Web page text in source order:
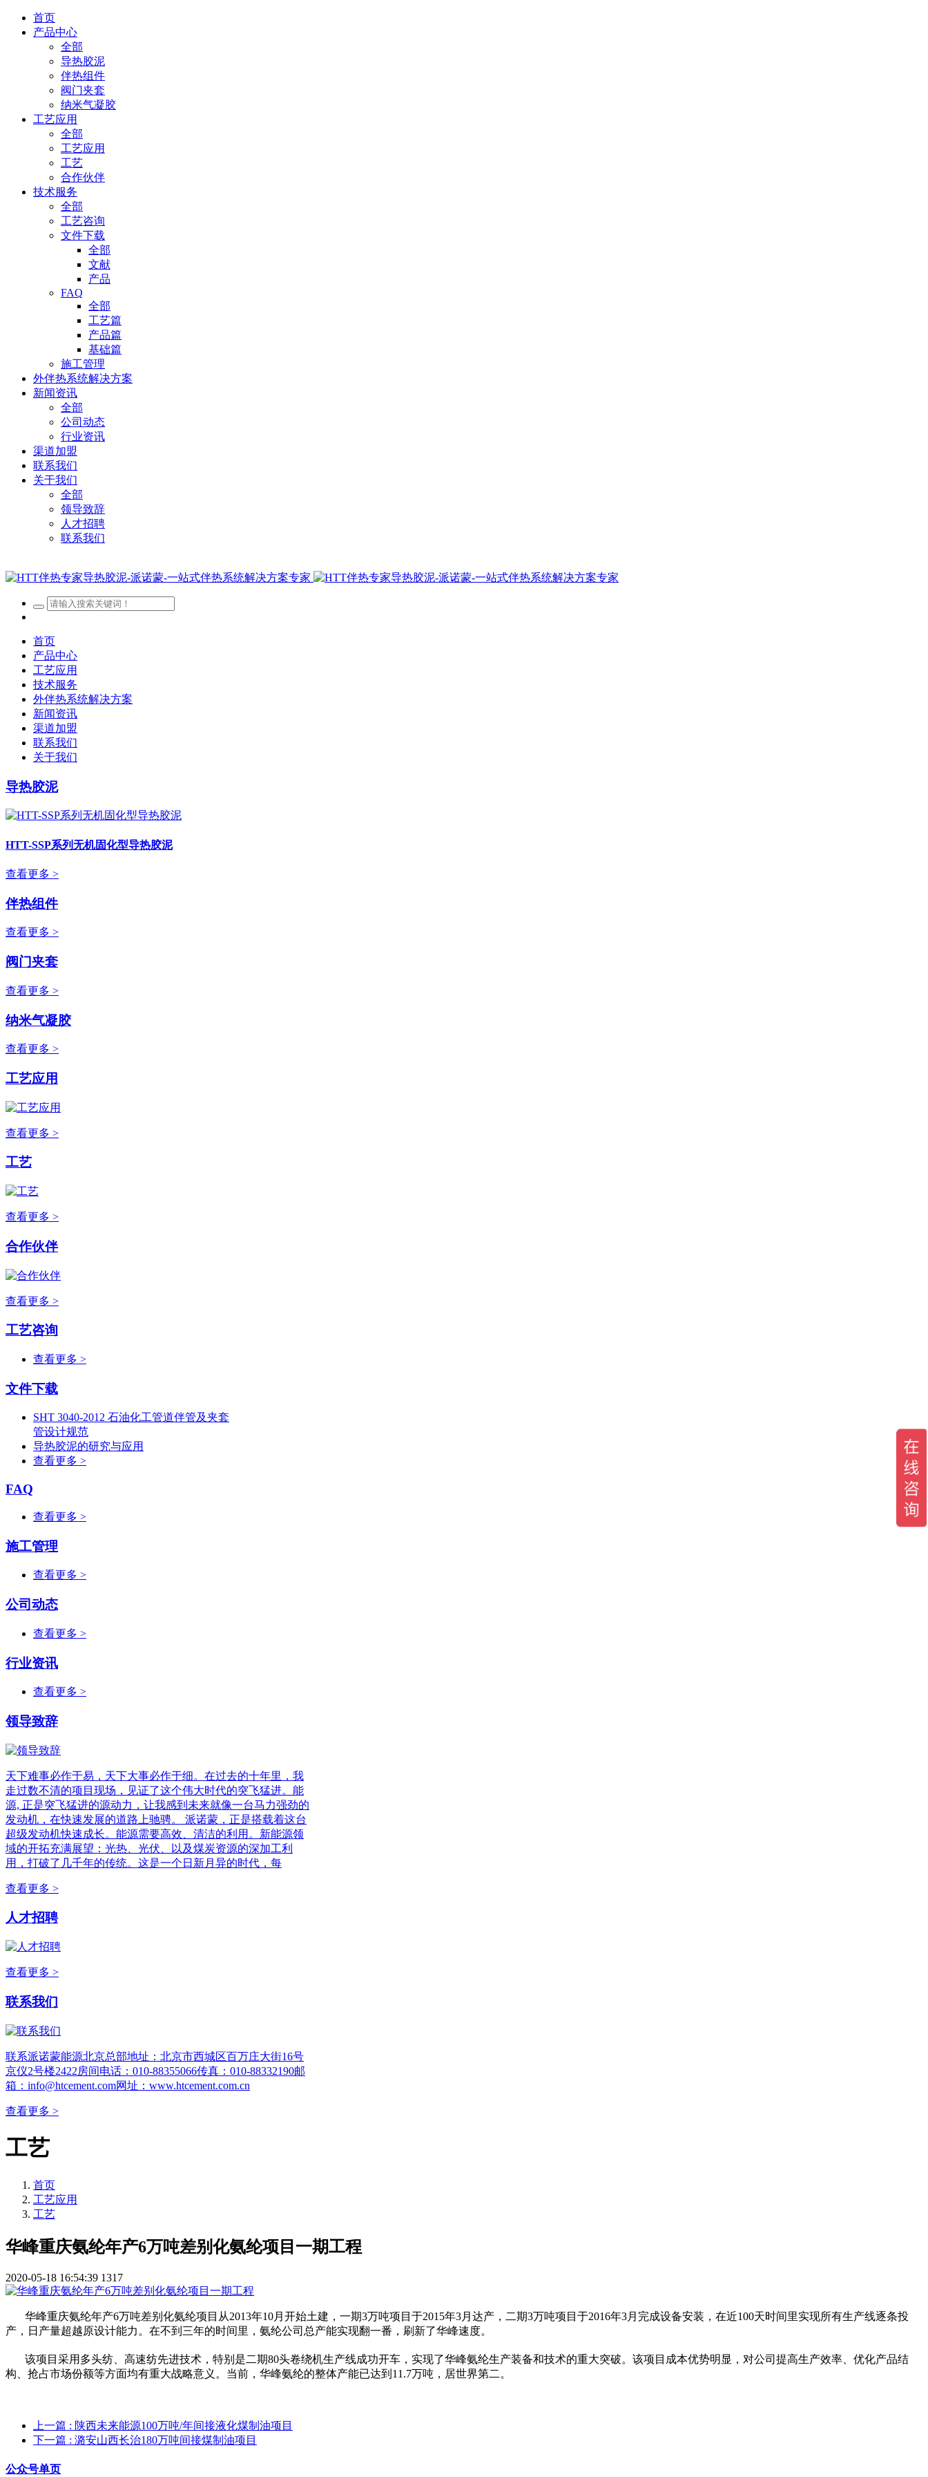
首页
产品中心
全部
导热胶泥
伴热组件
阀门夹套
纳米气凝胶
工艺应用
全部
工艺应用
工艺
合作伙伴
技术服务
全部
工艺咨询
文件下载
全部
文献
产品
FAQ
全部
工艺篇
产品篇
基础篇
施工管理
外伴热系统解决方案
新闻资讯
全部
公司动态
行业资讯
渠道加盟
联系我们
关于我们
全部
领导致辞
人才招聘
联系我们
首页
产品中心
工艺应用
技术服务
外伴热系统解决方案
新闻资讯
渠道加盟
联系我们
关于我们
导热胶泥
HTT-SSP系列无机固化型导热胶泥
查看更多 >
伴热组件
查看更多 >
阀门夹套
查看更多 >
纳米气凝胶
查看更多 >
工艺应用
查看更多 >
工艺
查看更多 >
合作伙伴
查看更多 >
工艺咨询
查看更多 >
文件下载
SHT 3040-2012 石油化工管道伴管及夹套
管设计规范
导热胶泥的研究与应用
查看更多 >
FAQ
查看更多 >
施工管理
查看更多 >
公司动态
查看更多 >
行业资讯
查看更多 >
领导致辞
天下难事必作于易，天下大事必作于细。在过去的十年里，我
走过数不清的项目现场，见证了这个伟大时代的突飞猛进。能
源, 正是突飞猛进的源动力，让我感到未来就像一台马力强劲的
发动机，在快速发展的道路上驰骋。 派诺蒙，正是搭载着这台
超级发动机快速成长。能源需要高效、清洁的利用。新能源领
域的开拓充满展望：光热、光伏、以及煤炭资源的深加工利
用，打破了几千年的传统。这是一个日新月异的时代，每
查看更多 >
人才招聘
查看更多 >
联系我们
联系派诺蒙能源北京总部地址：北京市西城区百万庄大街16号
京仪2号楼2422房间电话：010-88355066传真：010-88332190邮
箱：info@htcement.com网址：www.htcement.com.cn
查看更多 >
工艺
首页
工艺应用
工艺
华峰重庆氨纶年产6万吨差别化氨纶项目一期工程
2020-05-18 16:54:39 1317
华峰重庆氨纶年产6万吨差别化氨纶项目从2013年10月开始土建，一期3万吨项目于2015年3月达产，二期3万吨项目于2016年3月完成设备安装，在近100天时间里实现所有生产线逐条投
产，日产量超越原设计能力。在不到三年的时间里，氨纶公司总产能实现翻一番，刷新了华峰速度。
该项目采用多头纺、高速纺先进技术，特别是二期80头卷绕机生产线成功开车，实现了华峰氨纶生产装备和技术的重大突破。该项目成本优势明显，对公司提高生产效率、优化产品结
构、抢占市场份额等方面均有重大战略意义。当前，华峰氨纶的整体产能已达到11.7万吨，居世界第二。
上一篇 : 陕西未来能源100万吨/年间接液化煤制油项目
下一篇 : 潞安山西长治180万吨间接煤制油项目
公众号单页